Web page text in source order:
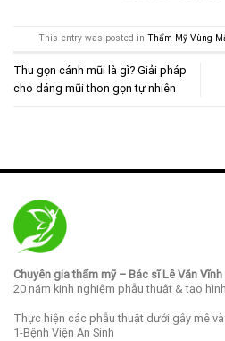
This entry was posted in Thẩm Mỹ Vùng
Thu gọn cánh mũi là gì? Giải pháp
cho dáng mũi thon gọn tự nhiên
Chuyên gia thẩm mỹ – Bác sĩ Lê Văn Vĩnh
20 năm kinh nghiệm phẫu thuật & tạo
Thực hiện các phẫu thuật dưới gây mê
1-Bệnh Viện An Sinh